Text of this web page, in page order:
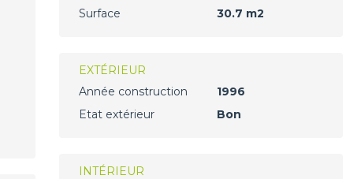
Surface
30.7 m2
EXTÉRIEUR
Année construction
1996
Etat extérieur
Bon
INTÉRIEUR